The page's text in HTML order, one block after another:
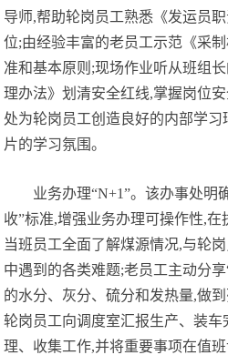
导师,帮助轮岗员工熟悉《发运员
位;由经验丰富的老员工示范《采
准和基本原则;现场作业听从班组
理办法》划清安全红线,掌握岗位
处为轮岗员工创造良好的内部学
片的学习氛围。
业务办理“N+1”。该办事处明
收”标准,增强业务办理可操作性,
当班员工全面了解煤源情况,与轮
中遇到的各类难题;老员工主动分
的水分、灰分、硫分和发热量,做
轮岗员工向调度室汇报生产、装
理、收集工作,并将重要事项在值